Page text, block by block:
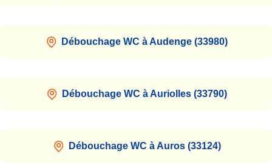
Débouchage WC à Audenge (33980)
Débouchage WC à Auriolles (33790)
Débouchage WC à Auros (33124)